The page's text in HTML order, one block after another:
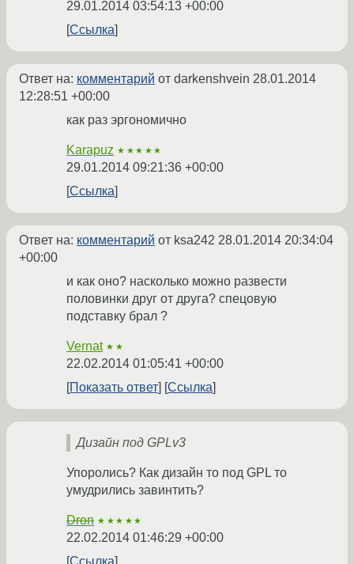
29.01.2014 03:54:13 +00:00
Ссылка
Ответ на: комментарий от darkenshvein 28.01.2014
12:28:51 +00:00
как раз эргономично
Karapuz ★★★★★
29.01.2014 09:21:36 +00:00
Ссылка
Ответ на: комментарий от ksa242 28.01.2014 20:34:04
+00:00
и как оно? насколько можно развести
половинки друг от друга? спецовую
подставку брал ?
Vernat ★★
22.02.2014 01:05:41 +00:00
Показать ответ
Ссылка
Дизайн под GPLv3
Упоролись? Как дизайн то под GPL то
умудрились завинтить?
Dron ★★★★★
22.02.2014 01:46:29 +00:00